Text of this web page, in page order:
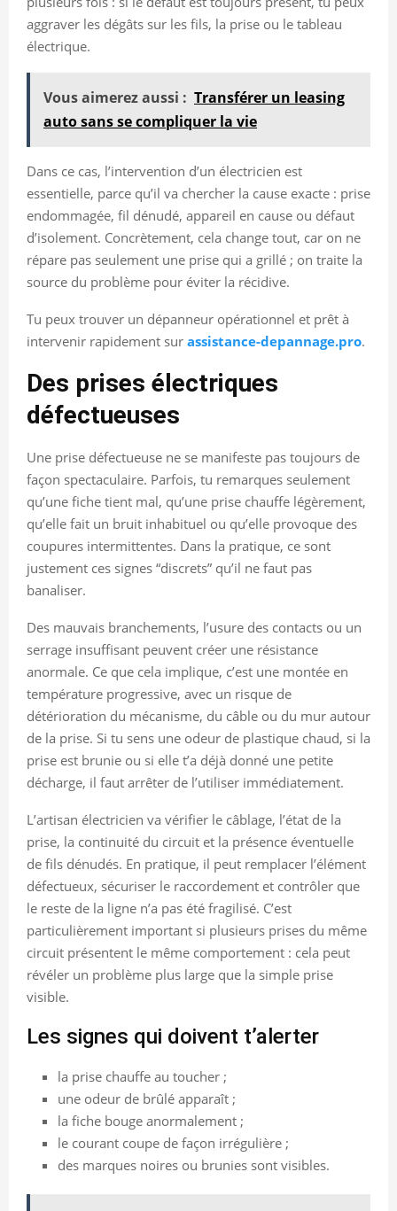
aggraver les dégâts sur les fils, la prise ou le tableau
électrique.
Vous aimerez aussi : Transférer un leasing
auto sans se compliquer la vie
Dans ce cas, l’intervention d’un électricien est
essentielle, parce qu’il va chercher la cause exacte : prise
endommagée, fil dénudé, appareil en cause ou défaut
d’isolement. Concrètement, cela change tout, car on ne
répare pas seulement une prise qui a grillé ; on traite la
source du problème pour éviter la récidive.
Tu peux trouver un dépanneur opérationnel et prêt à
intervenir rapidement sur assistance-depannage.pro.
Des prises électriques
défectueuses
Une prise défectueuse ne se manifeste pas toujours de
façon spectaculaire. Parfois, tu remarques seulement
qu’une fiche tient mal, qu’une prise chauffe légèrement,
qu’elle fait un bruit inhabituel ou qu’elle provoque des
coupures intermittentes. Dans la pratique, ce sont
justement ces signes “discrets” qu’il ne faut pas
banaliser.
Des mauvais branchements, l’usure des contacts ou un
serrage insuffisant peuvent créer une résistance
anormale. Ce que cela implique, c’est une montée en
température progressive, avec un risque de
détérioration du mécanisme, du câble ou du mur autour
de la prise. Si tu sens une odeur de plastique chaud, si la
prise est brunie ou si elle t’a déjà donné une petite
décharge, il faut arrêter de l’utiliser immédiatement.
L’artisan électricien va vérifier le câblage, l’état de la
prise, la continuité du circuit et la présence éventuelle
de fils dénudés. En pratique, il peut remplacer l’élément
défectueux, sécuriser le raccordement et contrôler que
le reste de la ligne n’a pas été fragilisé. C’est
particulièrement important si plusieurs prises du même
circuit présentent le même comportement : cela peut
révéler un problème plus large que la simple prise
visible.
Les signes qui doivent t’alerter
la prise chauffe au toucher ;
une odeur de brûlé apparaît ;
la fiche bouge anormalement ;
le courant coupe de façon irrégulière ;
des marques noires ou brunies sont visibles.